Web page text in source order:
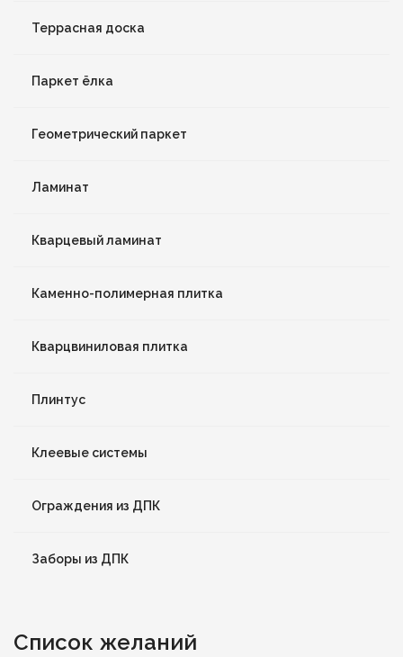
Террасная доска
Паркет ёлка
Геометрический паркет
Ламинат
Кварцевый ламинат
Каменно-полимерная плитка
Кварцвиниловая плитка
Плинтус
Клеевые системы
Ограждения из ДПК
Заборы из ДПК
Список желаний